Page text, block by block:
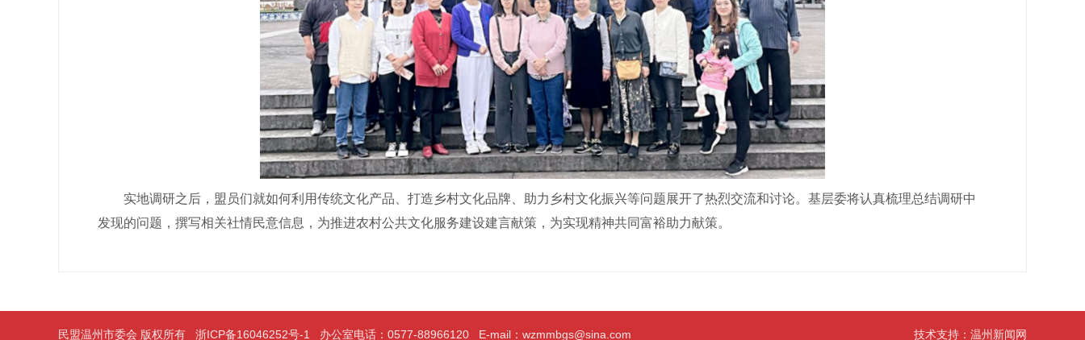
实地调研之后，盟员们就如何利用传统文化产品、打造乡村文化品牌、助力乡村文化振兴等问题展开了热烈交流和讨论。基层委将认真梳理总结调研中
发现的问题，撰写相关社情民意信息，为推进农村公共文化服务建设建言献策，为实现精神共同富裕助力献策。
民盟温州市委会 版权所有 浙ICP备16046252号-1 办公室电话：0577-88966120 E-mail：wzmmbgs@sina.com 技术支持： 温州新闻网